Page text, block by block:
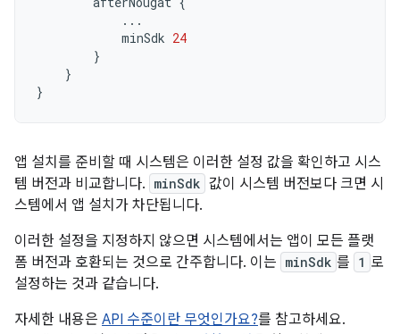
...
minSdk 24
}
}
}
앱 설치를 준비할 때 시스템은 이러한 설정 값을 확인하고 시스
템 버전과 비교합니다. minSdk 값이 시스템 버전보다 크면 시
스템에서 앱 설치가 차단됩니다.
이러한 설정을 지정하지 않으면 시스템에서는 앱이 모든 플랫
폼 버전과 호환되는 것으로 간주합니다. 이는 minSdk 를 1 로
설정하는 것과 같습니다.
자세한 내용은 API 수준이란 무엇인가요?를 참고하세요.